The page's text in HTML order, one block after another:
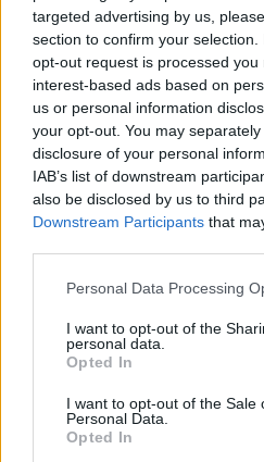
targeted advertising by us,
section to confirm your
opt-out request is processed you
interest-based ads based on
us or personal information
your opt-out. You may
disclosure of your personal
IAB’s list of downstream
also be disclosed by us to third
Downstream Participants that
Personal Data Processing
I want to opt-out of the
personal data.
Opted In
I want to opt-out of the Sale
Personal Data.
Opted In
VIIHDEUUTISET
Sääennuste
marraskuulle –
syksyn sää
3